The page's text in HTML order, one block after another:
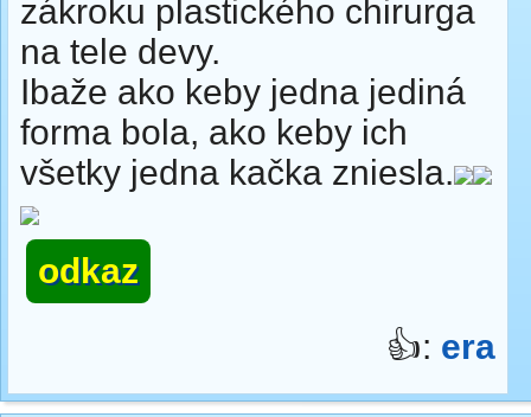
zákroku plastického chirurga
na tele devy.
Ibaže ako keby jedna jediná
forma bola, ako keby ich
všetky jedna kačka zniesla.
odkaz
👍: era